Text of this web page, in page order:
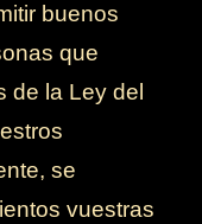
buenos
que
de la Ley del
se
vuestras